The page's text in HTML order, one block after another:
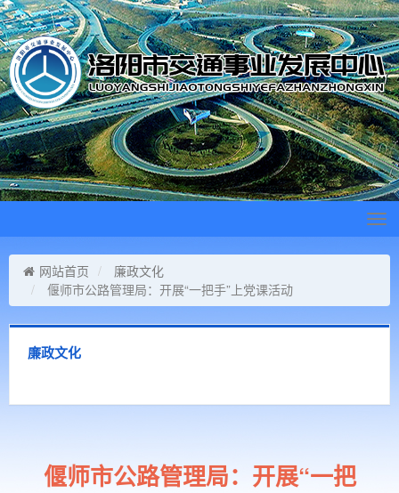
网站首页
廉政文化
偃师市公路管理局：开展“一把手”上党课活动
廉政文化
偃师市公路管理局：开展“一把